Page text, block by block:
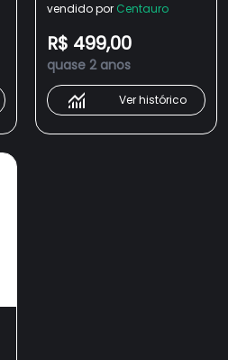
vendido por Centauro
R$ 499,00
quase 2 anos
Ver histórico